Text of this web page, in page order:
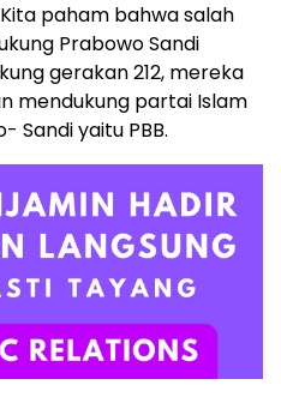
paham bahwa salah
Prabowo Sandi
gerakan 212, mereka
mendukung partai Islam
Sandi yaitu PBB.